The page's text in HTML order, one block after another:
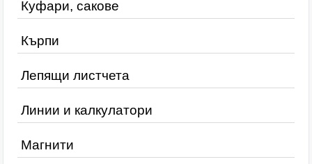
Куфари, сакове
Кърпи
Лепящи листчета
Линии и калкулатори
Магнити